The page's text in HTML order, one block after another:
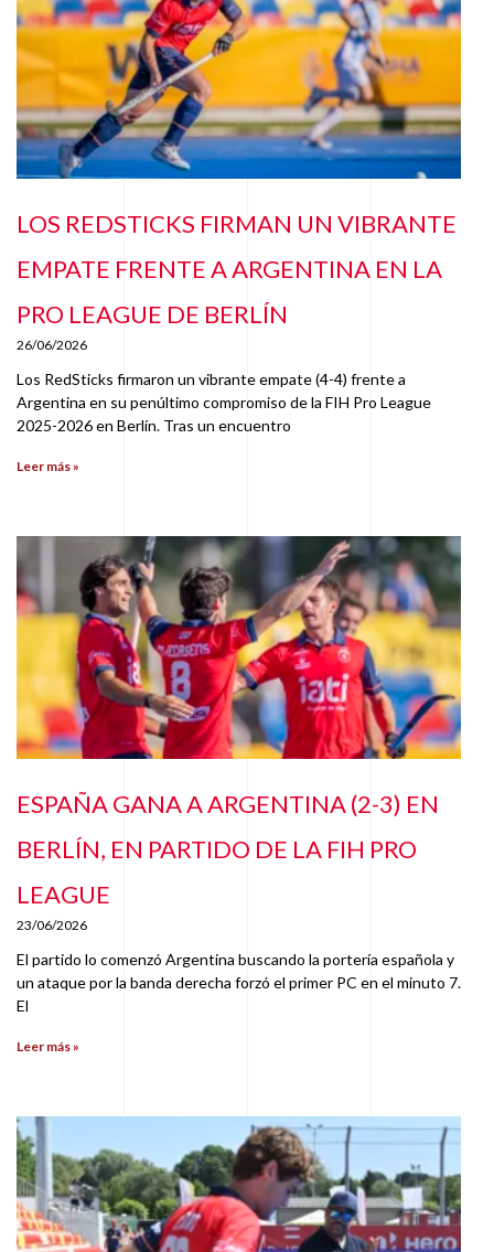
LOS REDSTICKS FIRMAN UN VIBRANTE
EMPATE FRENTE A ARGENTINA EN LA
PRO LEAGUE DE BERLÍN
26/06/2026
Los RedSticks firmaron un vibrante empate (4-4) frente a
Argentina en su penúltimo compromiso de la FIH Pro League
2025-2026 en Berlín. Tras un encuentro
Leer más »
ESPAÑA GANA A ARGENTINA (2-3) EN
BERLÍN, EN PARTIDO DE LA FIH PRO
LEAGUE
23/06/2026
El partido lo comenzó Argentina buscando la portería española y
un ataque por la banda derecha forzó el primer PC en el minuto 7.
El
Leer más »